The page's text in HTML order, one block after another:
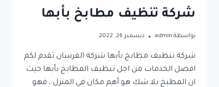
شركة تنظيف مطابخ بأبها
بواسطة admin ديسمبر 26, 2022
شركة تنظيف مطابخ بأبها شركة الفرسان تقدم لكم
افضل الخدمات من اجل تنظيف المطابخ بأبها حيث
ان المطبخ بلا شك هو أهم مكان في المنزل ، فهو